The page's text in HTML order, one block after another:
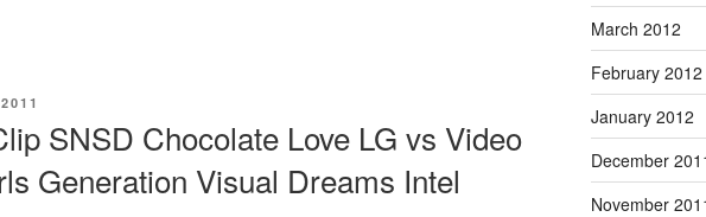
Got
Talent,
Mirip
SNSD Chocolate Love LG vs Video
Generation Visual Dreams Intel
March 2012
February 2012
January 2012
December
November